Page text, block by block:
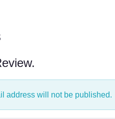
address will not be published.